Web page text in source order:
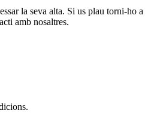
la seva alta. Si us plau torni-ho a
amb nosaltres.